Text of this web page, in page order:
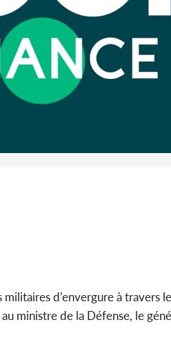
d’envergure à
ministre de la Défense, le